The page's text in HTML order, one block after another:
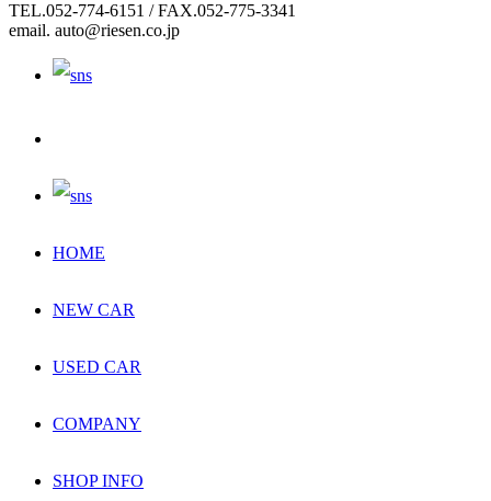
TEL.052-774-6151 / FAX.052-775-3341
email. auto@riesen.co.jp
HOME
NEW CAR
USED CAR
COMPANY
SHOP INFO